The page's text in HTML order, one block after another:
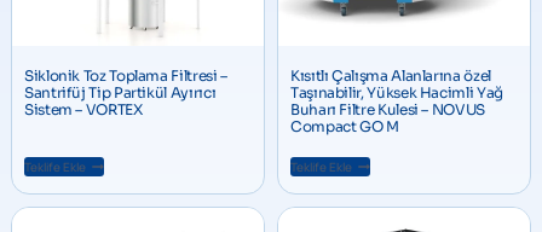
Siklonik Toz Toplama Filtresi –
Santrifüj Tip Partikül Ayırıcı
Sistem – VORTEX
Teklife Ekle
Kısıtlı Çalışma Alanlarına özel
Taşınabilir, Yüksek Hacimli Yağ
Buharı Filtre Kulesi – NOVUS
Compact GO M
Teklife Ekle